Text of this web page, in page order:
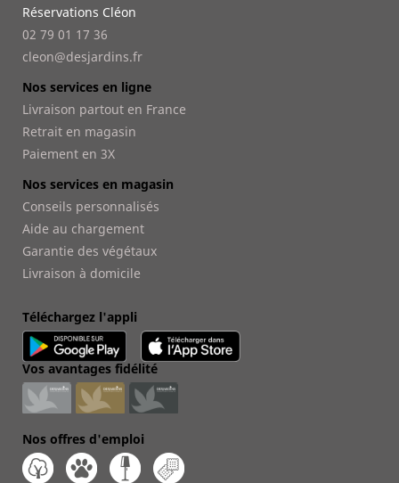
Réservations Cléon
02 79 01 17 36
cleon@desjardins.fr
Nos services en ligne
Livraison partout en France
Retrait en magasin
Paiement en 3X
Nos services en magasin
Conseils personnalisés
Aide au chargement
Garantie des végétaux
Livraison à domicile
Téléchargez l'appli
Vos avantages fidélité
Nos offres d'emploi